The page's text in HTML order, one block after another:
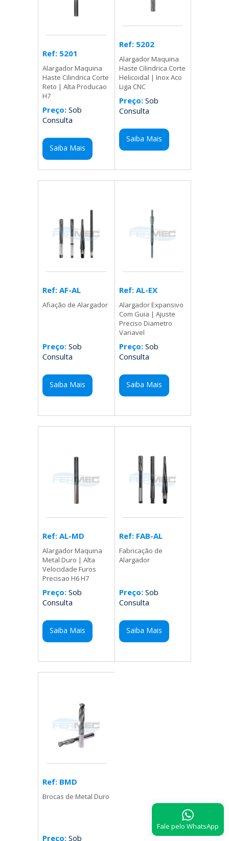
Ref: 5201
Alargador Maquina
Haste Cilindrica Corte
Reto | Alta Producao
H7
Preço: Sob
Consulta
Saiba Mais
Ref: 5202
Alargador Maquina
Haste Cilindrica Corte
Helicoidal | Inox Aco
Liga CNC
Preço:Sob
Consulta
Saiba Mais
Ref: AF-AL
Afiação de Alargador
Preço: Sob
Consulta
Saiba Mais
Ref: AL-EX
Alargador Expansivo
Com Guia | Ajuste
Preciso Diametro
Variavel
Preço:Sob
Consulta
Saiba Mais
Ref: AL-MD
Alargador Maquina
Metal Duro | Alta
Velocidade Furos
Precisao H6 H7
Preço: Sob
Consulta
Saiba Mais
Ref: FAB-AL
Fabricação de
Alargador
Preço:Sob
Consulta
Saiba Mais
Ref: BMD
Brocas de Metal Duro
Preço: Sob
Fale pelo WhatsApp